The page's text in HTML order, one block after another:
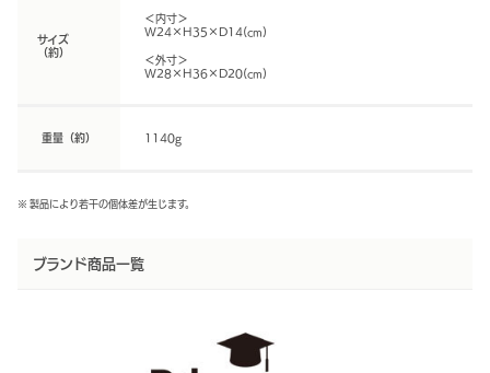
サイズ
（約）
＜内寸＞
W24×H35×D14(cm)
＜外寸＞
W28×H36×D20(cm)
重量（約） 1140g
※ 製品により若干の個体差が生じます。
ブランド商品一覧